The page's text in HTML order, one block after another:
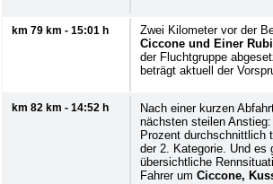
km 79 km - 15:01 h
Zwei Kilometer vor der
Ciccone und Einer
der Fluchtgruppe
beträgt aktuell der
km 82 km - 14:52 h
Nach einer kurzen
nächsten steilen Anstieg:
Prozent durchschnittlich
der 2. Kategorie. Und es
übersichtliche
Fahrer um Ciccone,